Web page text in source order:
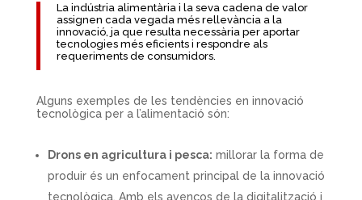
La indústria alimentària i la seva cadena de valor
assignen cada vegada més rellevància a la
innovació, ja que resulta necessària per aportar
tecnologies més eficients i respondre als
requeriments de consumidors.
Alguns exemples de les tendències en innovació
tecnològica per a l’alimentació són:
Drons en agricultura i pesca: millorar la forma de
produir és un enfocament principal de la innovació
tecnològica. Amb els avenços de la digitalització i